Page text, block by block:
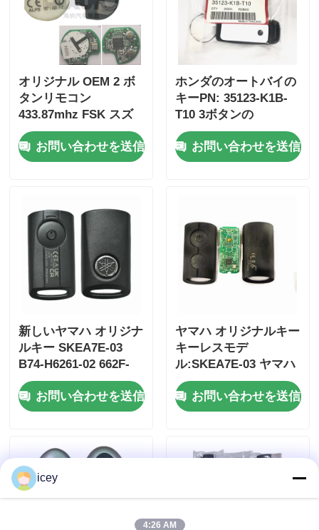
製品
オリジナル OEM 2 ボ
タンリモコン
433.87mhz FSK スズ
キジムニー 2005-2017
チップなし 37182-A7
のみ制御卸売 MOQ 50
お問い合わせを送信
ホンダのオートバイの
キーPN: 35123-K1B-
T10 3ボタンの
FSK433.92MHz ID47チ
ップリモコンカーキー
お問い合わせを送信
新しいヤマハ オリジナ
ルキー SKEA7E-03
B74-H6261-02 662F-
SKEA7D03
お問い合わせを送信
ヤマハ オリジナルキー
キーレスモデ
ル:SKEA7E-03 ヤマハ
スマートリモートキー
B74-H6261-02/662F-
SKEA7D03
お問い合わせを送信
icey
4:26 AM